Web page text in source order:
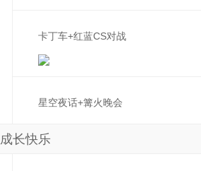
卡丁车+红蓝CS对战
星空夜话+篝火晚会
成长快乐